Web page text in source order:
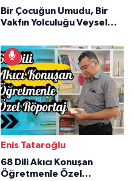
Bir Çocuğun Umudu, Bir
Vakfın Yolculuğu Veysel
Enis Tataroğlu
68 Dili Akıcı Konuşan
Öğretmenle Özel